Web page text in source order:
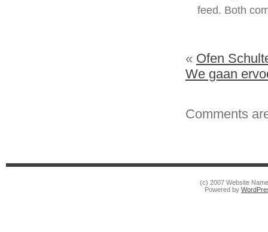
feed. Both
« Ofen
We gaan
Comments
(c) 2007 Website
Powered by